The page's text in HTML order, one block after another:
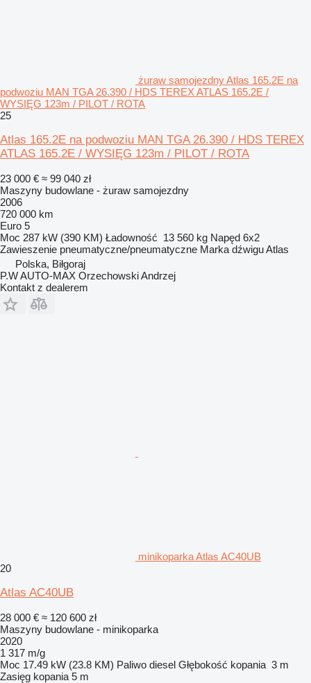
żuraw samojezdny Atlas 165.2E na
podwoziu MAN TGA 26.390 / HDS TEREX ATLAS 165.2E /
WYSIĘG 123m / PILOT / ROTA
25
Atlas 165.2E na podwoziu MAN TGA 26.390 / HDS TEREX
ATLAS 165.2E / WYSIĘG 123m / PILOT / ROTA
23 000 € ≈ 99 040 zł
Maszyny budowlane - żuraw samojezdny
2006
720 000 km
Euro 5
Moc 287 kW (390 KM) Ładowność 13 560 kg Napęd 6x2
Zawieszenie pneumatyczne/pneumatyczne Marka dźwiguAtlas
Polska, Biłgoraj
P.W AUTO-MAX Orzechowski Andrzej
Kontakt z dealerem
minikoparka Atlas AC40UB
20
Atlas AC40UB
28 000 € ≈ 120 600 zł
Maszyny budowlane - minikoparka
2020
1 317 m/g
Moc 17.49 kW (23.8 KM) Paliwo diesel Głębokość kopania 3 m
Zasięg kopania 5 m